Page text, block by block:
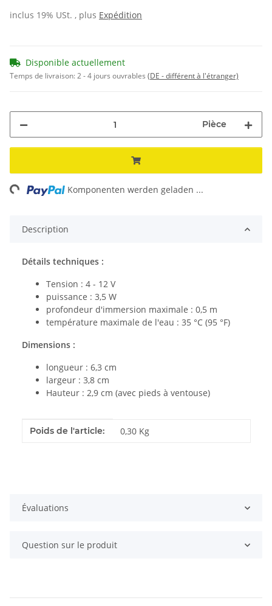
inclus 19% USt. , plus Expédition
Disponible actuellement
Temps de livraison:2 - 4 jours ouvrables (DE - différent à l'étranger)
Pièce
Komponenten werden geladen ...
Description
Détails techniques :
Tension : 4 - 12 V
puissance : 3,5 W
profondeur d'immersion maximale : 0,5 m
température maximale de l'eau : 35 °C (95 °F)
Dimensions :
longueur : 6,3 cm
largeur : 3,8 cm
Hauteur : 2,9 cm (avec pieds à ventouse)
#productDetails.itemInformation#
#productDetails.itemValue#
Poids de l'article: 0,30 Kg
Évaluations
Question sur le produit